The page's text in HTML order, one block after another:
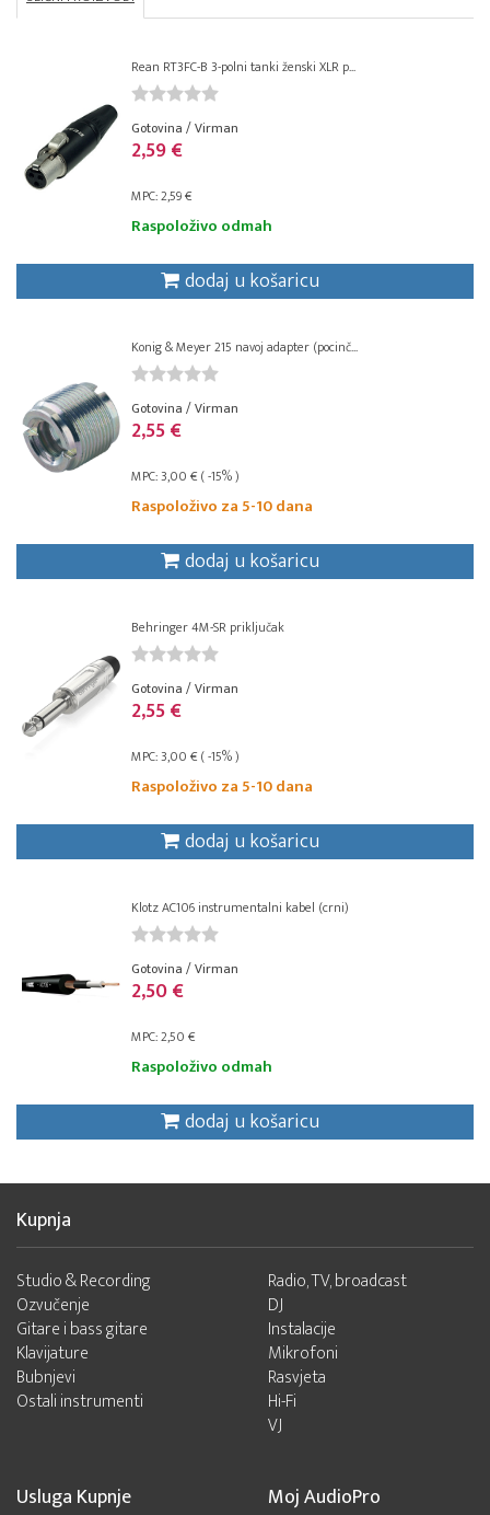
Rean RT3FC-B 3-polni tanki ženski XLR p...
Gotovina / Virman
2,59 €
MPC: 2,59 €
Raspoloživo odmah
dodaj u košaricu
Konig & Meyer 215 navoj adapter (pocinč...
Gotovina / Virman
2,55 €
MPC: 3,00 € ( -15% )
Raspoloživo za 5-10 dana
dodaj u košaricu
Behringer 4M-SR priključak
Gotovina / Virman
2,55 €
MPC: 3,00 € ( -15% )
Raspoloživo za 5-10 dana
dodaj u košaricu
Klotz AC106 instrumentalni kabel (crni)
Gotovina / Virman
2,50 €
MPC: 2,50 €
Raspoloživo odmah
dodaj u košaricu
Kupnja
Studio & Recording
Ozvučenje
Gitare i bass gitare
Klavijature
Bubnjevi
Ostali instrumenti
Radio, TV, broadcast
DJ
Instalacije
Mikrofoni
Rasvjeta
Hi-Fi
VJ
Usluga Kupnje Moj AudioPro